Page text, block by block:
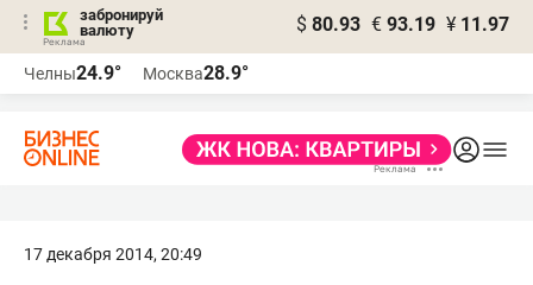
забронируй
валюту
$ 80.93 € 93.19 ¥ 11.97
Челны24.9° Москва28.9°
17 декабря 2014, 20:49